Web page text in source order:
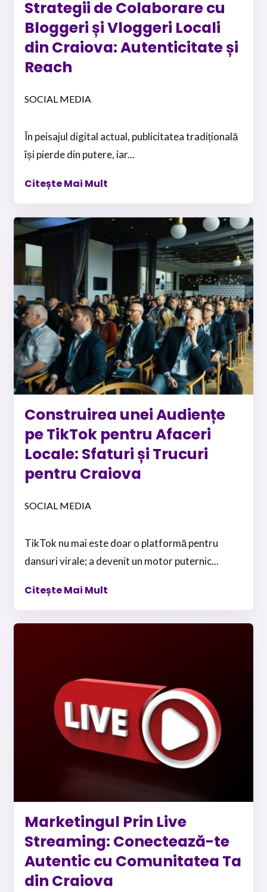
Strategii de Colaborare cu
Bloggeri și Vloggeri Locali
din Craiova: Autenticitate și
Reach
SOCIAL MEDIA
În peisajul digital actual, publicitatea tradițională
își pierde din putere, iar...
Citește Mai Mult
Construirea unei Audiențe
pe TikTok pentru Afaceri
Locale: Sfaturi și Trucuri
pentru Craiova
SOCIAL MEDIA
TikTok nu mai este doar o platformă pentru
dansuri virale; a devenit un motor puternic...
Citește Mai Mult
Marketingul Prin Live
Streaming: Conectează-te
Autentic cu Comunitatea Ta
din Craiova